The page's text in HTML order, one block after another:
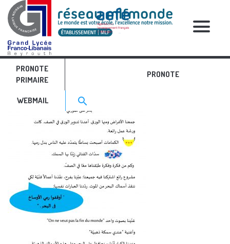
PRONOTE
PRIMAIRE
PRONOTE
WEBMAIL Search for:>
search
RELATIVE POSTS
arabe gsA